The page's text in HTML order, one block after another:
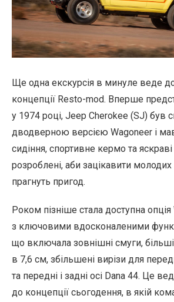
Ще одна екскурсія в минуле веде
концепції Resto-mod. Вперше
у 1974 році, Jeep Cherokee (SJ) був
дводверною версією Wagoneer і
сидіння, спортивне кермо та яскраві
розроблені, аби зацікавити молодих
прагнуть пригод.
Роком пізніше стала доступна
з ключовими вдосконаленими
що включала зовнішні смуги,
в 7,6 см, збільшені вирізи для
та передні і задні осі Dana 44. Це
до концепції сьогодення, в якій